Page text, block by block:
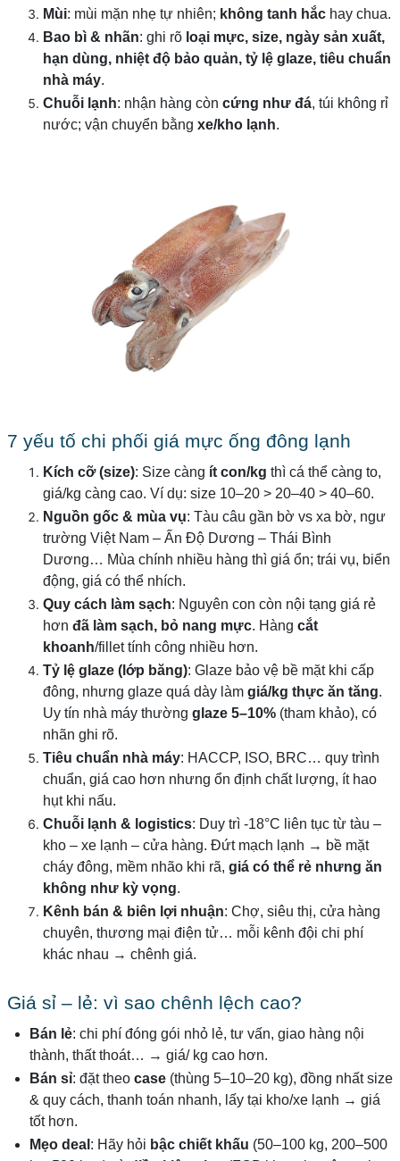
Mùi: mùi mặn nhẹ tự nhiên; không tanh hắchay chua.
Bao bì & nhãn: ghi rõ loại mực, size, ngày sản xuất,
hạn dùng, nhiệt độ bảo quản, tỷ lệ glaze, tiêu chuẩn
nhà máy.
Chuỗi lạnh: nhận hàng còn cứng như đá, túi không rỉ
nước; vận chuyển bằng xe/kho lạnh.
7 yếu tố chi phối giá mực ống đông lạnh
Kích cỡ (size): Size càng ít con/kg thì cá thể càng to,
giá/kg càng cao. Ví dụ: size 10–20 > 20–40 > 40–60.
Nguồn gốc & mùa vụ: Tàu câu gần bờ vs xa bờ, ngư
trường Việt Nam – Ấn Độ Dương – Thái Bình
Dương… Mùa chính nhiều hàng thì giá ổn; trái vụ, biển
động, giá có thể nhích.
Quy cách làm sạch: Nguyên con còn nội tạng giá rẻ
hơn đã làm sạch, bỏ nang mực. Hàng cắt
khoanh/fillet tính công nhiều hơn.
Tỷ lệ glaze (lớp băng): Glaze bảo vệ bề mặt khi cấp
đông, nhưng glaze quá dày làm giá/kg thực ăn tăng.
Uy tín nhà máy thường glaze 5–10%(tham khảo), có
nhãn ghi rõ.
Tiêu chuẩn nhà máy: HACCP, ISO, BRC… quy trình
chuẩn, giá cao hơn nhưng ổn định chất lượng, ít hao
hụt khi nấu.
Chuỗi lạnh & logistics: Duy trì -18°C liên tục từ tàu –
kho – xe lạnh – cửa hàng. Đứt mạch lạnh → bề mặt
cháy đông, mềm nhão khi rã, giá có thể rẻ nhưng ăn
không như kỳ vọng.
Kênh bán & biên lợi nhuận: Chợ, siêu thị, cửa hàng
chuyên, thương mại điện tử… mỗi kênh đội chi phí
khác nhau → chênh giá.
Giá sỉ – lẻ: vì sao chênh lệch cao?
Bán lẻ: chi phí đóng gói nhỏ lẻ, tư vấn, giao hàng nội
thành, thất thoát… → giá/ kg cao hơn.
Bán sỉ: đặt theo case(thùng 5–10–20 kg), đồng nhất size
& quy cách, thanh toán nhanh, lấy tại kho/xe lạnh → giá
tốt hơn.
Mẹo deal : Hãy hỏi bậc chiết khấu (50–100 kg, 200–500